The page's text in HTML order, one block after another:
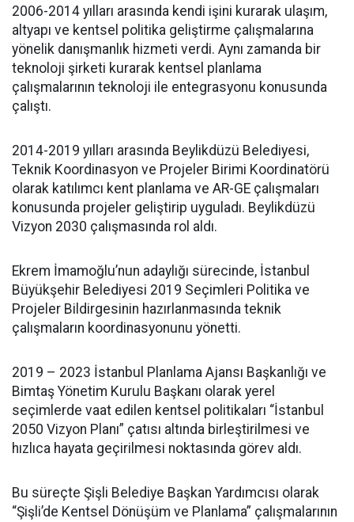
2006-2014 yılları arasında kendi işini kurarak ulaşım,
altyapı ve kentsel politika geliştirme çalışmalarına
yönelik danışmanlık hizmeti verdi. Aynı zamanda bir
teknoloji şirketi kurarak kentsel planlama
çalışmalarının teknoloji ile entegrasyonu konusunda
çalıştı.
2014-2019 yılları arasında Beylikdüzü Belediyesi,
Teknik Koordinasyon ve Projeler Birimi Koordinatörü
olarak katılımcı kent planlama ve AR-GE çalışmaları
konusunda projeler geliştirip uyguladı. Beylikdüzü
Vizyon 2030 çalışmasında rol aldı.
Ekrem İmamoğlu’nun adaylığı sürecinde, İstanbul
Büyükşehir Belediyesi 2019 Seçimleri Politika ve
Projeler Bildirgesinin hazırlanmasında teknik
çalışmaların koordinasyonunu yönetti.
2019 – 2023 İstanbul Planlama Ajansı Başkanlığı ve
Bimtaş Yönetim Kurulu Başkanı olarak yerel
seçimlerde vaat edilen kentsel politikaları “İstanbul
2050 Vizyon Planı” çatısı altında birleştirilmesi ve
hızlıca hayata geçirilmesi noktasında görev aldı.
Bu süreçte Şişli Belediye Başkan Yardımcısı olarak
“Şişli’de Kentsel Dönüşüm ve Planlama” çalışmalarının